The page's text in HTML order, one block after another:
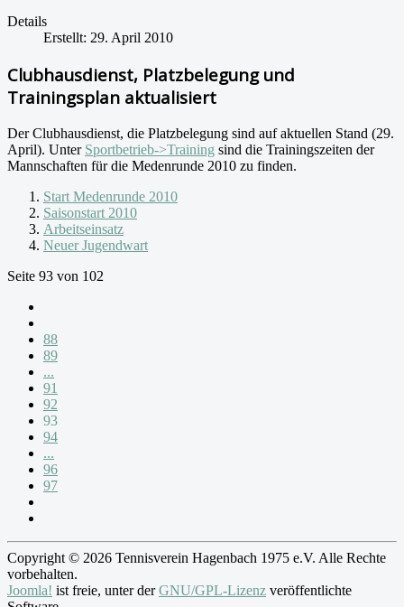
Details
Erstellt: 29. April 2010
Clubhausdienst, Platzbelegung und
Trainingsplan aktualisiert
Der Clubhausdienst, die Platzbelegung sind auf aktuellen Stand (29.
April). Unter Sportbetrieb->Training sind die Trainingszeiten der
Mannschaften für die Medenrunde 2010 zu finden.
Start Medenrunde 2010
Saisonstart 2010
Arbeitseinsatz
Neuer Jugendwart
Seite 93 von 102
88
89
...
91
92
93
94
...
96
97
Copyright © 2026 Tennisverein Hagenbach 1975 e.V. Alle Rechte
vorbehalten.
Joomla! ist freie, unter derGNU/GPL-Lizenz veröffentlichte